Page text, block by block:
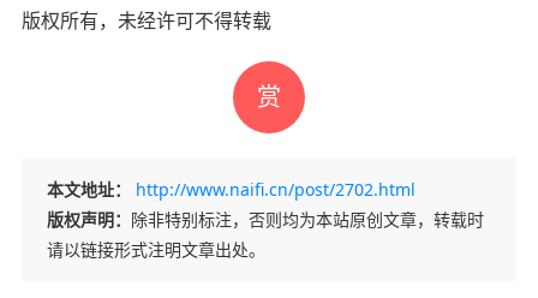
版权所有，未经许可不得转载
赏
本文地址：
http://www.naifi.cn/post/2702.html
版权声明： 除非特别标注，否则均为本站原创文章，转载时
请以链接形式注明文章出处。